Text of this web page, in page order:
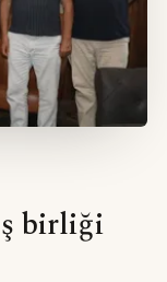
birliği